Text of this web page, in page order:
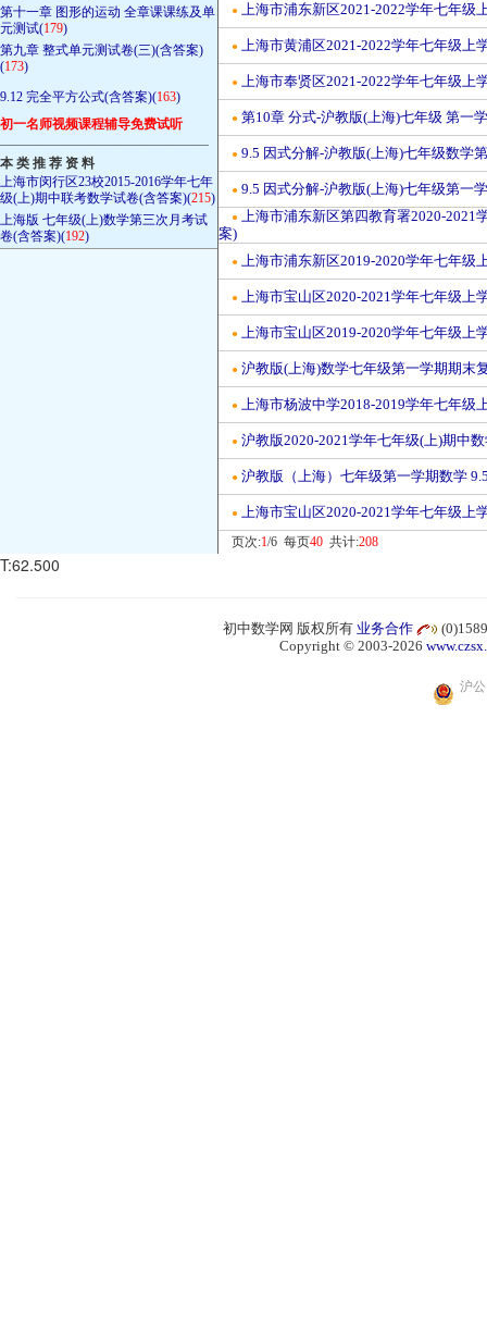
第十一章 图形的运动 全章课课练及单
元测试(179)
第九章 整式单元测试卷(三)(含答案)
(173)
9.12 完全平方公式(含答案)(163)
初一名师视频课程辅导免费试听
————————————————
本 类 推 荐 资 料
上海市闵行区23校2015-2016学年七年
级(上)期中联考数学试卷(含答案)(215)
上海版 七年级(上)数学第三次月考试
卷(含答案)(192)
● 上海市浦东新区2021-2022学年七年级
● 上海市黄浦区2021-2022学年七年级上
● 上海市奉贤区2021-2022学年七年级上
● 第10章 分式-沪教版(上海)七年级 第一
● 9.5 因式分解-沪教版(上海)七年级数学
● 9.5 因式分解-沪教版(上海)七年级第一
● 上海市浦东新区第四教育署2020-2021
案)
● 上海市浦东新区2019-2020学年七年级
● 上海市宝山区2020-2021学年七年级上
● 上海市宝山区2019-2020学年七年级上
● 沪教版(上海)数学七年级第一学期期末
● 上海市杨波中学2018-2019学年七年级
● 沪教版2020-2021学年七年级(上)期中
● 沪教版（上海）七年级第一学期数学
● 上海市宝山区2020-2021学年七年级上
页次:1/6 每页40 共计:208
T:62.500
初中数学网 版权所有 业务合作
Copyright © 2003-2026
沪公